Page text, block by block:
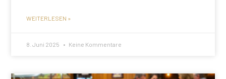
WEITERLESEN »
8. Juni 2025 Keine Kommentare